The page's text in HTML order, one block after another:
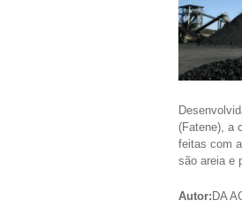
(Fatene), a
feitas com
são areia e
Autor: DA